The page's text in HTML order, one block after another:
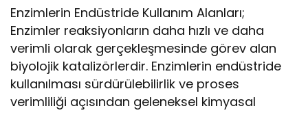
Enzimlerin Endüstride Kullanım Alanları;
Enzimler reaksiyonların daha hızlı ve daha
verimli olarak gerçekleşmesinde görev alan
biyolojik katalizörlerdir. Enzimlerin endüstride
kullanılması sürdürülebilirlik ve proses
verimliliği açısından geleneksel kimyasal